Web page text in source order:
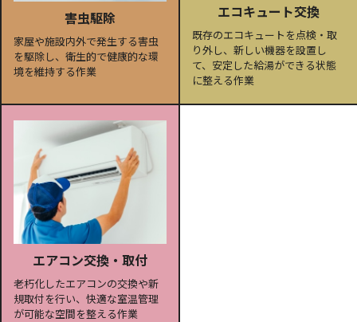
害虫駆除
家屋や施設内外で発生する害虫
を駆除し、衛生的で健康的な環
境を維持する作業
エコキュート交換
既存のエコキュートを点検・取
り外し、新しい機器を設置し
て、安定した給湯ができる状態
に整える作業
エアコン交換・取付
老朽化したエアコンの交換や新
規取付を行い、快適な室温管理
が可能な空間を整える作業